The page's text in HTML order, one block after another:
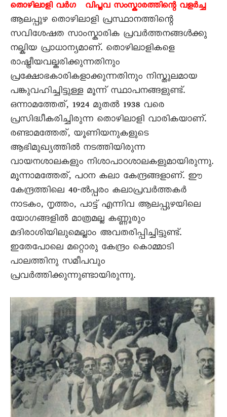
തൊഴിലാളി വർഗ വിപ്ലവ സംസ്കാരത്തിന്റെ വളർച്ച
ആലപ്പുഴ തൊഴിലാളി പ്രസ്ഥാനത്തിന്റെ
സവിശേഷത സാംസ്കാരിക പ്രവർത്തനങ്ങൾക്കു
നല്കിയ പ്രാധാന്യമാണ്. തൊഴിലാളികളെ
രാഷ്ട്രീയവല്കരിക്കുന്നതിനും
പ്രക്ഷോഭകാരികളാക്കുന്നതിനും നിസ്തുലമായ
പങ്കുവഹിച്ചിട്ടുള്ള മൂന്ന് സ്ഥാപനങ്ങളുണ്ട്.
ഒന്നാമത്തേത്, 1924 മുതൽ 1938 വരെ
പ്രസിദ്ധീകരിച്ചിരുന്ന തൊഴിലാളി വാരികയാണ്.
രണ്ടാമത്തേത്, യൂണിയനുകളുടെ
ആഭിമുഖ്യത്തിൽ നടത്തിയിരുന്ന
വായനശാലകളും നിശാപാഠശാലകളുമായിരുന്നു.
മൂന്നാമത്തേത്, പഠന കലാ കേന്ദ്രങ്ങളാണ്. ഈ
കേന്ദ്രത്തിലെ 40-ൽപ്പരം കലാപ്രവർത്തകർ
നാടകം, നൃത്തം, പാട്ട് എന്നിവ ആലപ്പുഴയിലെ
യോഗങ്ങളിൽ മാത്രമല്ല കണ്ണൂരും
മദിരാശിയിലുമെല്ലാം അവതരിപ്പിച്ചിട്ടുണ്ട്.
ഇതേപോലെ മറ്റൊരു കേന്ദ്രം കൊമ്മാടി
പാലത്തിനു സമീപവും
പ്രവർത്തിക്കുന്നുണ്ടായിരുന്നു.